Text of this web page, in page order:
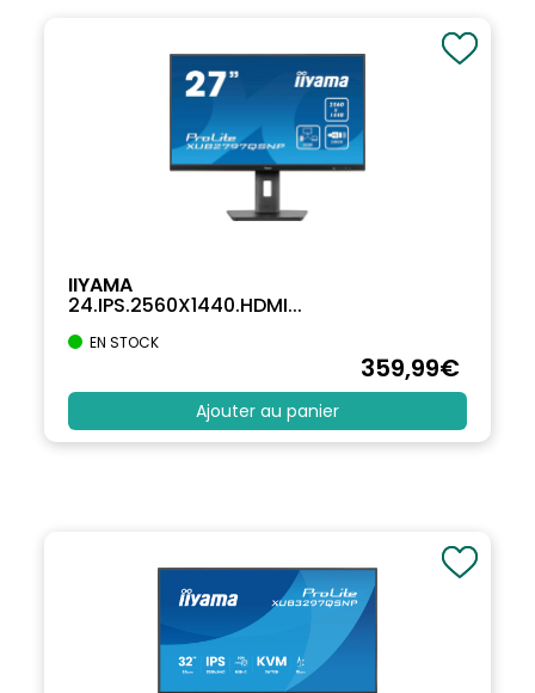
IIYAMA
24.IPS.2560X1440.HDMI...
EN STOCK
359,99€
Ajouter au panier